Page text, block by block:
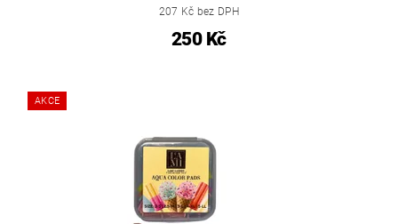
207 Kč bez DPH
250 Kč
AKCE